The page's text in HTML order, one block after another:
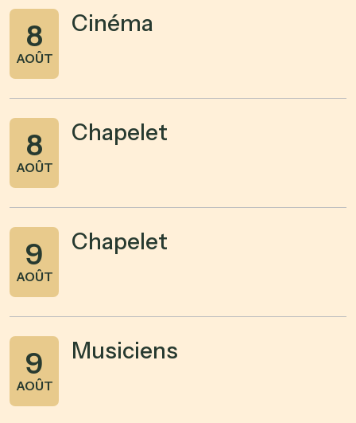
8
AOÛT
Cinéma
8
AOÛT
Chapelet
9
AOÛT
Chapelet
9
AOÛT
Musiciens